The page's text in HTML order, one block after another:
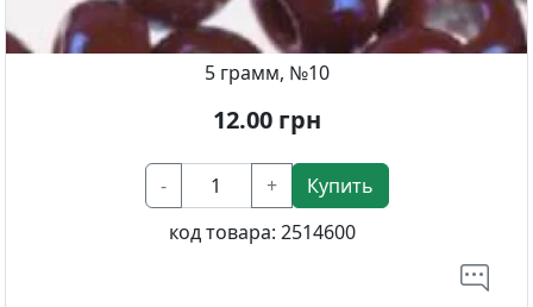
5 грамм, №10
12.00грн
- +
Купить
код товара: 2514600